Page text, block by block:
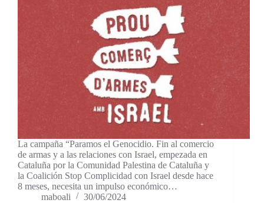
La campaña “Paramos el Genocidio. Fin al comercio
de armas y a las relaciones con Israel, empezada en
Cataluña por la Comunidad Palestina de Cataluña y
la Coalición Stop Complicidad con Israel desde hace
8 meses, necesita un impulso económico…
maboali
30/06/2024